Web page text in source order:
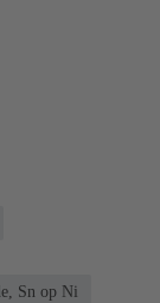
Sn op Ni